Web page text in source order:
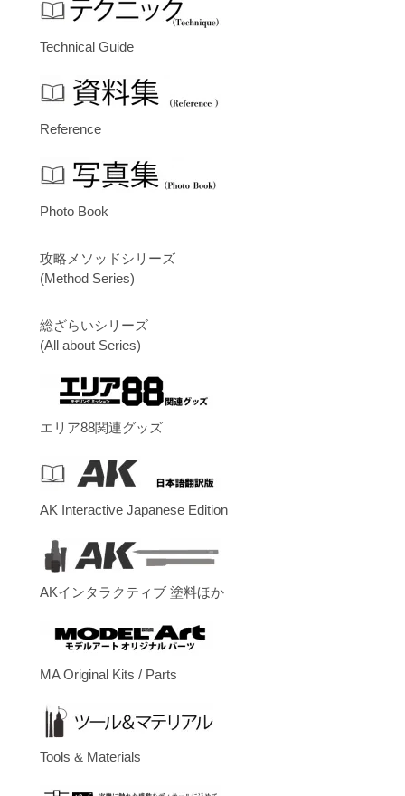
Technical Guide
Reference
Photo Book
攻略メソッドシリーズ
(Method Series)
総ざらいシリーズ
(All about Series)
エリア88関連グッズ
AK Interactive Japanese Edition
AKインタラクティブ 塗料ほか
MA Original Kits / Parts
Tools & Materials